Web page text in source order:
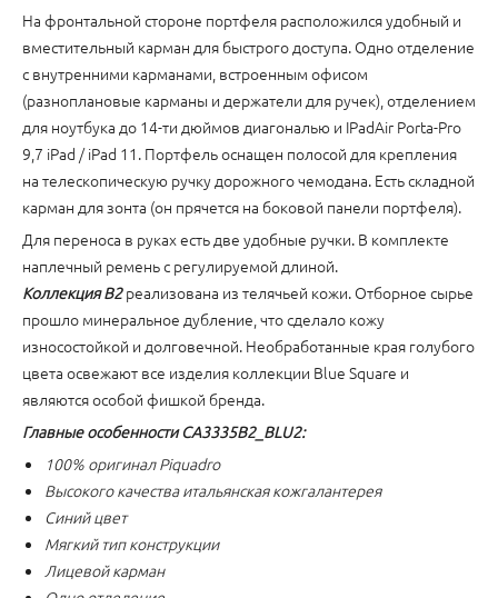
На фронтальной стороне портфеля расположился удобный и
вместительный карман для быстрого доступа. Одно отделение
с внутренними карманами, встроенным офисом
(разноплановые карманы и держатели для ручек), отделением
для ноутбука до 14-ти дюймов диагональю и IPadAir Porta-Pro
9,7 iPad / iPad 11. Портфель оснащен полосой для крепления
на телескопическую ручку дорожного чемодана. Есть складной
карман для зонта (он прячется на боковой панели портфеля).
Для переноса в руках есть две удобные ручки. В комплекте
наплечный ремень с регулируемой длиной.
Коллекция B2 реализована из телячьей кожи. Отборное сырье
прошло минеральное дубление, что сделало кожу
износостойкой и долговечной. Необработанные края голубого
цвета освежают все изделия коллекции Blue Square и
являются особой фишкой бренда.
Главные особенности CA3335B2_BLU2:
100% оригинал Piquadro
Высокого качества итальянская кожгалантерея
Синий цвет
Мягкий тип конструкции
Лицевой карман